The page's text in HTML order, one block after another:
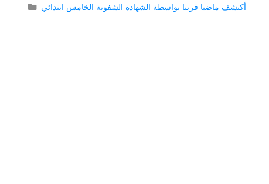
Catégories
أكتشف ماضيا قريبا بواسطة الشهادة الشفوية الخامس ابتدائي